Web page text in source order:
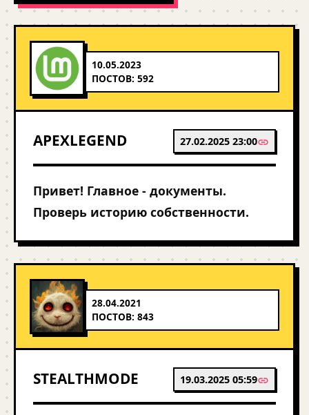
10.05.2023
ПОСТОВ: 592
APEXLEGEND 27.02.2025 23:00
Привет! Главное - документы.
Проверь историю собственности.
28.04.2021
ПОСТОВ: 843
STEALTHMODE 19.03.2025 05:59